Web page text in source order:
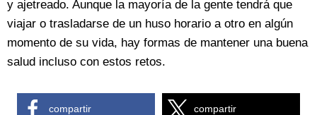
y ajetreado. Aunque la mayoría de la gente tendrá que
viajar o trasladarse de un huso horario a otro en algún
momento de su vida, hay formas de mantener una buena
salud incluso con estos retos.
compartir compartir